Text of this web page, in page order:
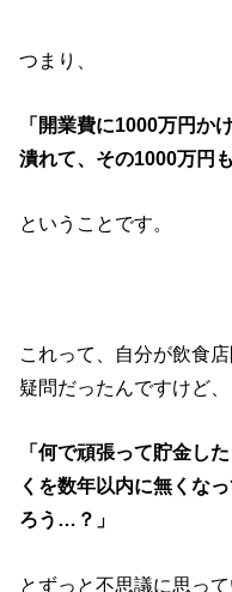
つまり、
「開業費に1000万円か
潰れて、その1000万円
ということです。
これって、自分が飲食
疑問だったんですけど、
「何で頑張って貯金し
くを数年以内に無くな
ろう…？」
とずっと不思議に思って